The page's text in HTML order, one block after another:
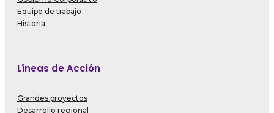
Equipo de trabajo
Historia
Líneas de Acción
Grandes proyectos
Desarrollo regional